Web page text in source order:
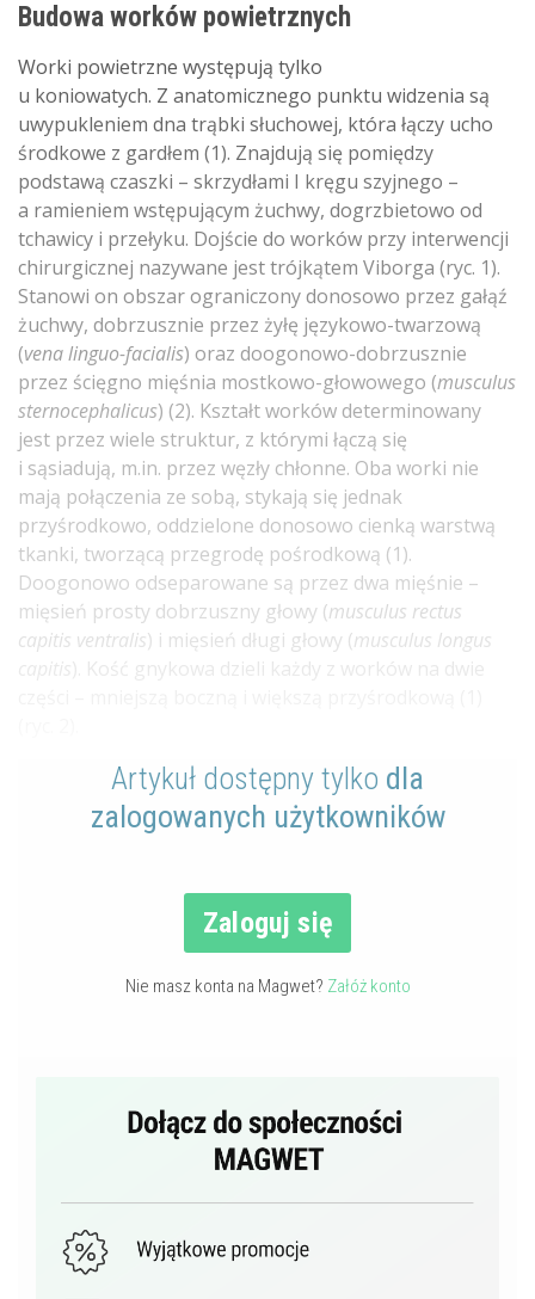
Budowa worków powietrznych
Worki powietrzne występują tylko
u koniowatych. Z anatomicznego punktu widzenia są
uwypukleniem dna trąbki słuchowej, która łączy ucho
środkowe z gardłem (1). Znajdują się pomiędzy
podstawą czaszki – skrzydłami I kręgu szyjnego –
a ramieniem wstępującym żuchwy, dogrzbietowo od
tchawicy i przełyku. Dojście do worków przy interwencji
chirurgicznej nazywane jest trójkątem Viborga (ryc. 1).
Stanowi on obszar ograniczony donosowo przez gałąź
żuchwy, dobrzusznie przez żyłę językowo-twarzową
(vena linguo-facialis) oraz doogonowo-dobrzusznie
przez ścięgno mięśnia mostkowo-głowowego (musculus
sternocephalicus) (2). Kształt worków determinowany
jest przez wiele struktur, z którymi łączą się
i sąsiadują, m.in. przez węzły chłonne. Oba worki nie
mają połączenia ze sobą, stykają się jednak
przyśrodkowo, oddzielone donosowo cienką warstwą
tkanki, tworzącą przegrodę pośrodkową (1).
Doogonowo odseparowane są przez dwa mięśnie –
mięsień prosty dobrzuszny głowy (musculus rectus
capitis ventralis) i mięsień długi głowy (musculus longus
). Kość gnykowa dzieli każdy z worków na dwie
Artykuł dostępny tylko dla
zalogowanych użytkowników
Zaloguj się
Nie masz konta na Magwet? Załóż konto